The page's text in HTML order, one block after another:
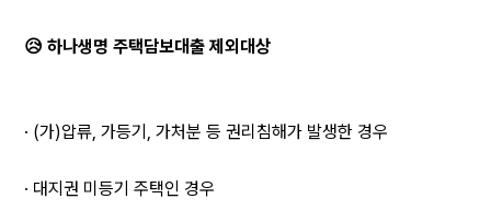
😥 하나생명 주택담보대출 제외대상
· (가)압류, 가등기, 가처분 등 권리침해가 발생한 경우
· 대지권 미등기 주택인 경우